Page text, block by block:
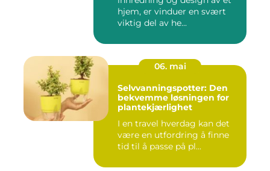
hjem, er vinduer en svært
viktig del av he...
06. mai
Selvvanningspotter: Den
bekvemme løsningen for
plantekjærlighet
I en travel hverdag kan det
være en utfordring å finne
tid til å passe på pl...